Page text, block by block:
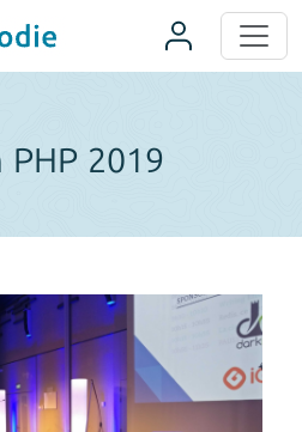
PHP 2019